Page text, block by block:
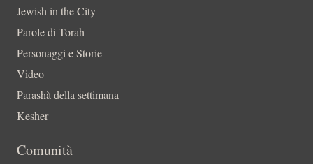
Jewish in the City
Parole di Torah
Personaggi e Storie
Video
Parashà della settimana
Kesher
Comunità